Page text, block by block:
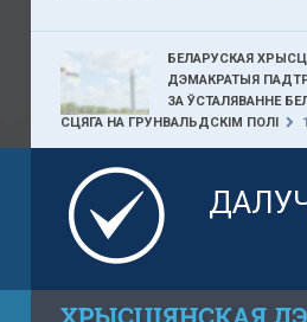
БЕЛАРУСКАЯ
ДЭМАКРАТЫЯ
ЗА ЎСТАЛЯВАННЕ
СЦЯГА НА ГРУНВАЛЬДСКІМ ПОЛІ